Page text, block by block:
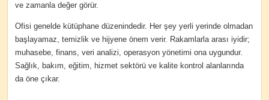
ve zamanla değer görür.
Ofisi genelde kütüphane düzenindedir. Her şey yerli yerinde olmadan
başlayamaz, temizlik ve hijyene önem verir. Rakamlarla arası iyidir;
muhasebe, finans, veri analizi, operasyon yönetimi ona uygundur.
Sağlık, bakım, eğitim, hizmet sektörü ve kalite kontrol alanlarında
da öne çıkar.